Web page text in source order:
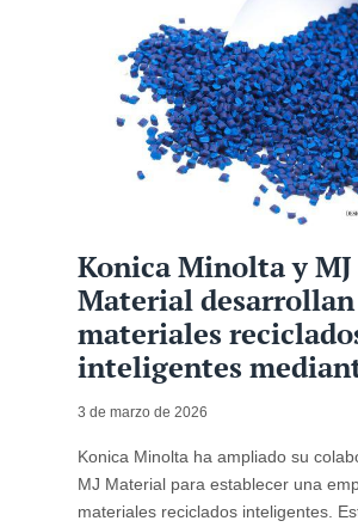
Konica Minolta y MJ
Material desarrollan
materiales
inteligentes
3 de marzo de 2026
Konica Minolta ha ampliado su
MJ Material para establecer una
materiales reciclados inteligentes.